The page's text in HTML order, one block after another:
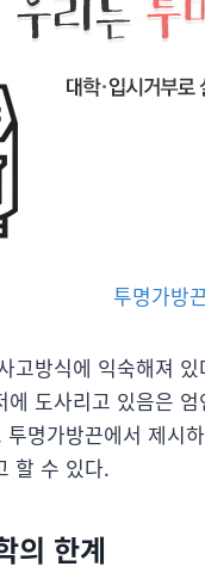
투명가방
고방식에 익숙해져
도사리고 있음은
명가방끈에서 제시
할 수 있다.
의 한계